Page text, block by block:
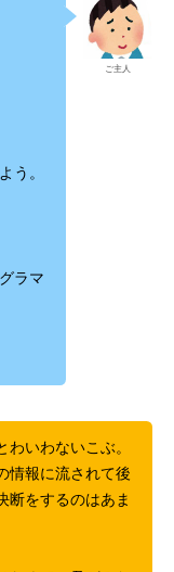
ご主人
う。
ラマ
いわないこぶ。
情報に流されて後
断をするのはあま